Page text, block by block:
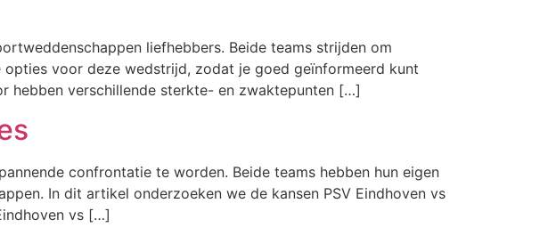
liefhebbers. Beide teams strijden om
voor deze wedstrijd, zodat je goed geïnformeerd kunt
hebben verschillende sterkte- en zwaktepunten […]
confrontatie te worden. Beide teams hebben hun eigen
In dit artikel onderzoeken we de kansen PSV Eindhoven vs
vs […]